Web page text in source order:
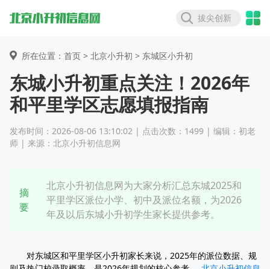
拔尖创新
所在位置：首页 > 北京小升初 > 东城区小升初
东城小升初重点关注！2026年
和平里学区志愿填报指南
发布时间：2026-08-06 13:10:02 | 点击次数：1499 | 编辑：初老
师 | 来源：北京小升初信息网
摘
要
北京小升初信息网为大家分析汇总东城2025和
平里学区派位小学、初中及派位名额，为2026
年及以后东城小升初学生家长提供参考。
对东城区和平里学区小升初家长来说，2025年的派位数据、规